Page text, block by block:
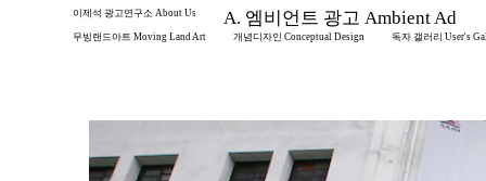
이제석 광고연구소 About Us A. 엠비언트 광고 Ambient Ad
무빙랜드아트 Moving Land Art 개념디자인 Conceptual Design 독자 갤러리 User's